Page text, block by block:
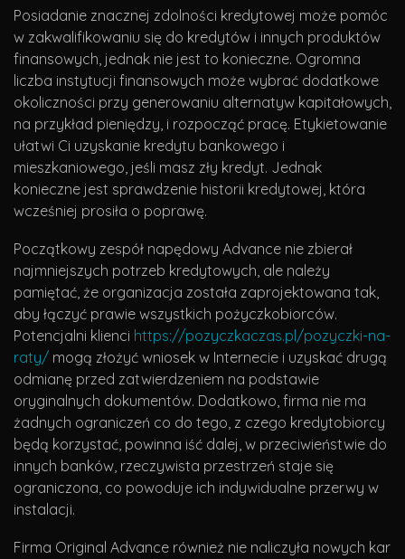
Posiadanie znacznej zdolności kredytowej może pomóc
w zakwalifikowaniu się do kredytów i innych produktów
finansowych, jednak nie jest to konieczne. Ogromna
liczba instytucji finansowych może wybrać dodatkowe
okoliczności przy generowaniu alternatyw kapitałowych,
na przykład pieniędzy, i rozpocząć pracę. Etykietowanie
ułatwi Ci uzyskanie kredytu bankowego i
mieszkaniowego, jeśli masz zły kredyt. Jednak
konieczne jest sprawdzenie historii kredytowej, która
wcześniej prosiła o poprawę.
Początkowy zespół napędowy Advance nie zbierał
najmniejszych potrzeb kredytowych, ale należy
pamiętać, że organizacja została zaprojektowana tak,
aby łączyć prawie wszystkich pożyczkobiorców.
Potencjalni klienci https://pozyczkaczas.pl/pozyczki-na-
raty/ mogą złożyć wniosek w Internecie i uzyskać drugą
odmianę przed zatwierdzeniem na podstawie
oryginalnych dokumentów. Dodatkowo, firma nie ma
żadnych ograniczeń co do tego, z czego kredytobiorcy
będą korzystać, powinna iść dalej, w przeciwieństwie do
innych banków, rzeczywista przestrzeń staje się
ograniczona, co powoduje ich indywidualne przerwy w
instalacji.
Firma Original Advance również nie naliczyła nowych kar